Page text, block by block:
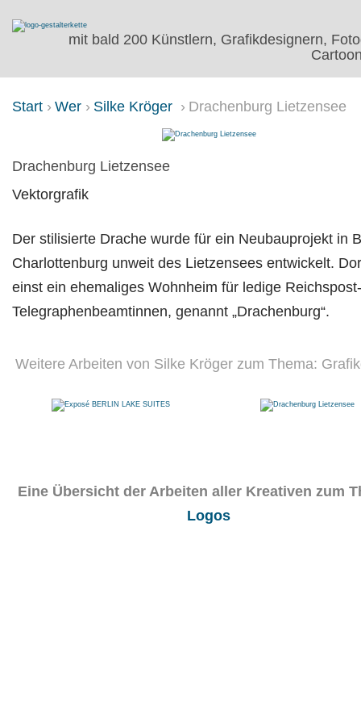
mit bald 200 Künstlern, Grafikdesignern,
Start Wer Silke Kröger Drachenburg Lietzensee
DRACHENBURG LIETZENSEE
Drachenburg Lietzensee
Vektorgrafik
Der stilisierte Drache wurde für ein Neubauprojekt in
Charlottenburg unweit des Lietzensees entwickelt.
einst ein ehemaliges Wohnheim für ledige
Telegraphenbeamtinnen, genannt „Drachenburg“.
Weitere Arbeiten von Silke Kröger zum Thema:
Eine Übersicht der Arbeiten aller Kreativen zum
Logos